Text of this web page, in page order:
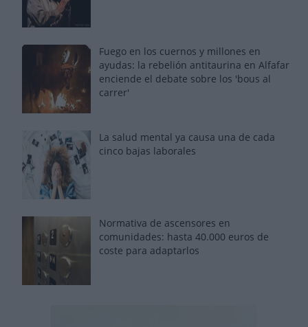
Fuego en los cuernos y millones en
ayudas: la rebelión antitaurina en Alfafar
enciende el debate sobre los 'bous al
carrer'
La salud mental ya causa una de cada
cinco bajas laborales
Normativa de ascensores en
comunidades: hasta 40.000 euros de
coste para adaptarlos